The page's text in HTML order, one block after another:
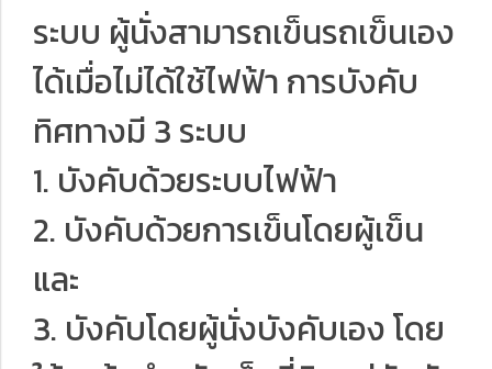
ระบบ ผู้นั่งสามารถเข็นรถเข็นเอง
ได้เมื่อไม่ได้ใช้ไฟฟ้า การบังคับ
ทิศทางมี 3 ระบบ
1. บังคับด้วยระบบไฟฟ้า
2. บังคับด้วยการเข็นโดยผู้เข็น
และ
3. บังคับโดยผู้นั่งบังคับเอง โดย